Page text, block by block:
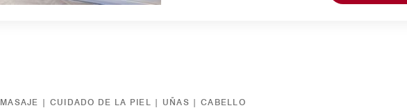
MASAJE | CUIDADO DE LA PIEL | UÑAS | CABELLO